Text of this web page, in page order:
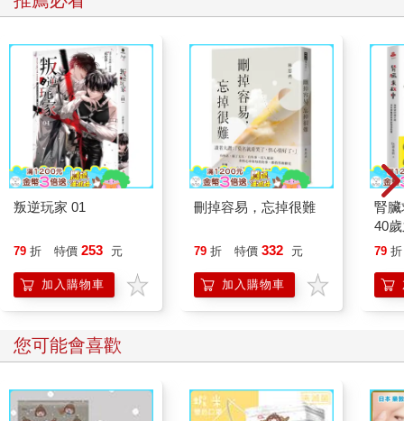
叛逆玩家 01
79 折 特價 253 元
加入購物車
刪掉容易，忘掉很難
79 折 特價 332 元
加入購物車
腎
40
就
79 折
您可能會喜歡